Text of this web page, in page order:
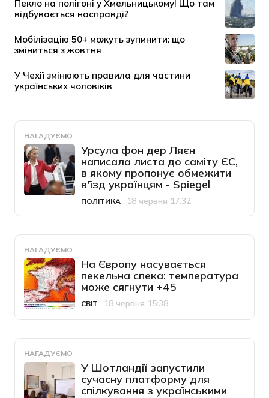
НАГАДУЄМО
Урсула фон дер Ляєн
написала листа до саміту ЄС,
в якому пропонує обмежити
в'їзд українцям - Spiegel
Категорія
ПОЛІТИКА
Дата публікації
18 червня 17:32
НАГАДУЄМО
На Європу насувається
пекельна спека: температура
може сягнути +45
Категорія
СВІТ
Дата публікації
18 червня 15:38
НАГАДУЄМО
У Шотландії запустили
сучасну платформу для
спілкування з українськими